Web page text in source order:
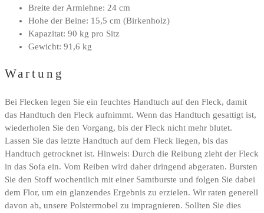
Breite der Armlehne: 24 cm
Hohe der Beine: 15,5 cm (Birkenholz)
Kapazitat: 90 kg pro Sitz
Gewicht: 91,6 kg
Wartung
Bei Flecken legen Sie ein feuchtes Handtuch auf den Fleck, damit
das Handtuch den Fleck aufnimmt. Wenn das Handtuch gesattigt ist,
wiederholen Sie den Vorgang, bis der Fleck nicht mehr blutet.
Lassen Sie das letzte Handtuch auf dem Fleck liegen, bis das
Handtuch getrocknet ist. Hinweis: Durch die Reibung zieht der Fleck
in das Sofa ein. Vom Reiben wird daher dringend abgeraten. Bursten
Sie den Stoff wochentlich mit einer Samtburste und folgen Sie dabei
dem Flor, um ein glanzendes Ergebnis zu erzielen. Wir raten generell
davon ab, unsere Polstermobel zu impragnieren. Sollten Sie dies